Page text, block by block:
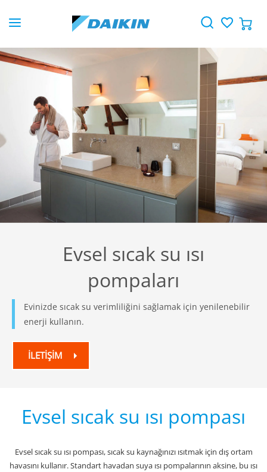
Evsel sıcak su ısı
pompaları
Evinizde sıcak su verimliliğini sağlamak için yenilenebilir
enerji kullanın.
İLETİŞİM
Evsel sıcak su ısı pompası
Evsel sıcak su ısı pompası, sıcak su kaynağınızı ısıtmak için dış ortam
havasını kullanır. Standart havadan suya ısı pompalarının aksine, bu ısı